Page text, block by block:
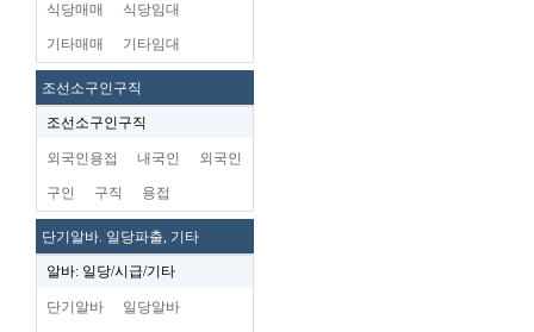
식당매매 식당임대
기타매매 기타임대
조선소구인구직
조선소구인구직
외국인용접 내국인 외국인
구인 구직 용접
단기알바. 일당파출, 기타
알바: 일당/시급/기타
단기알바 일당알바